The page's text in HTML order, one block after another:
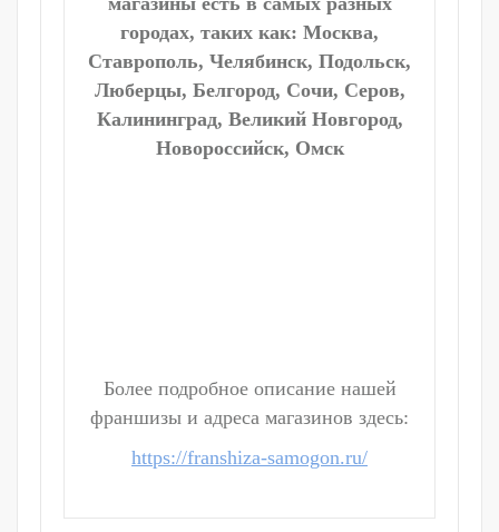
городах, таких как: Москва,
Ставрополь, Челябинск, Подольск,
Люберцы, Белгород, Сочи, Серов,
Калининград, Великий Новгород,
Новороссийск, Омск
Более подробное описание нашей
франшизы и адреса магазинов здесь:
https://franshiza-samogon.ru/